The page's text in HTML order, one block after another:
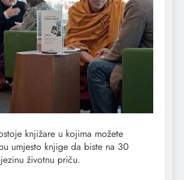
knjižare u kojima možete
umjesto knjige da biste na 30
životnu priču.